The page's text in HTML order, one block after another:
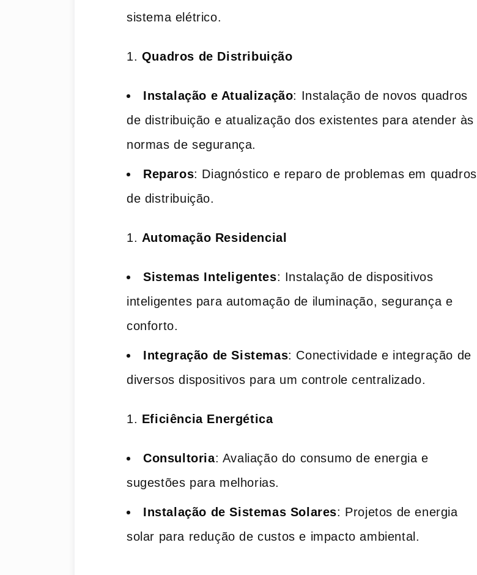
sistema elétrico.
Quadros de Distribuição
Instalação e Atualização: Instalação de novos quadros
de distribuição e atualização dos existentes para atender às
normas de segurança.
Reparos: Diagnóstico e reparo de problemas em quadros
de distribuição.
Automação Residencial
Sistemas Inteligentes: Instalação de dispositivos
inteligentes para automação de iluminação, segurança e
conforto.
Integração de Sistemas: Conectividade e integração de
diversos dispositivos para um controle centralizado.
Eficiência Energética
Consultoria: Avaliação do consumo de energia e
sugestões para melhorias.
Instalação de Sistemas Solares: Projetos de energia
solar para redução de custos e impacto ambiental.